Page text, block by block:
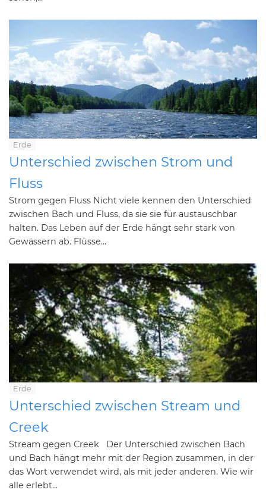
Erde
Unterschied zwischen Strom und
Fluss
Strom gegen Fluss Nicht viele kennen den Unterschied
zwischen Bach und Fluss, da sie sie für austauschbar
halten. Das Leben auf der Erde hängt sehr stark von
Gewässern ab. Flüsse...
Erde
Unterschied zwischen Stream und
Creek
Stream gegen Creek Der Unterschied zwischen Bach
und Bach hängt mehr mit der Region zusammen, in der
das Wort verwendet wird, als mit jeder anderen. Wie wir
alle erlebt...